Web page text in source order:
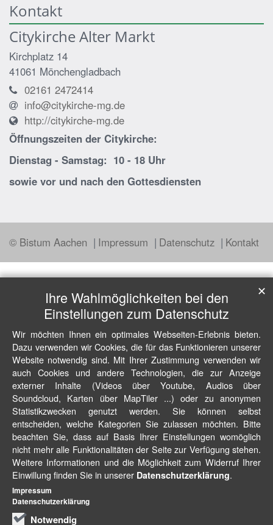
Kontakt
Citykirche Alter Markt
Kirchplatz 14
41061 Mönchengladbach
02161 2472414
info@citykirche-mg.de
http://citykirche-mg.de
Öffnungszeiten der Citykirche:
Dienstag - Samstag: 10 - 18 Uhr
sowie vor und nach den Gottesdiensten
© Bistum Aachen Impressum Datenschutz Kontakt
Ihre Wahlmöglichkeiten bei den
Einstellungen zum Datenschutz
Wir möchten Ihnen ein optimales Webseiten-Erlebnis bieten.
Dazu verwenden wir Cookies, die für das Funktionieren unserer
Website notwendig sind. Mit Ihrer Zustimmung verwenden wir
auch Cookies und andere Technologien, die zur Anzeige
externer Inhalte (Videos über Youtube, Audios über
Soundcloud, Karten über MapTiler ...) oder zu anonymen
Statistikzwecken genutzt werden. Sie können selbst
entscheiden, welche Kategorien Sie zulassen möchten. Bitte
beachten Sie, dass auf Basis Ihrer Einstellungen womöglich
nicht mehr alle Funktionalitäten der Seite zur Verfügung stehen.
Weitere Informationen und die Möglichkeit zum Widerruf Ihrer
Einwillung finden Sie in unserer Datenschutzerklärung.
Notwendig
✕
Impressum
Datenschutzerklärung